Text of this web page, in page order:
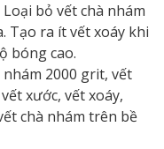
Loại bỏ vết chà nhám
Tạo ra ít vết xoáy khi
bóng cao.
2000 grit, vết
xước, vết xoáy,
chà nhám trên bề